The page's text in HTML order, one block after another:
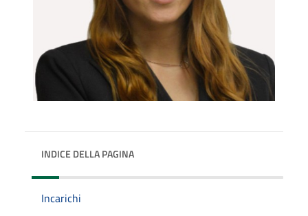
INDICE DELLA PAGINA
Incarichi